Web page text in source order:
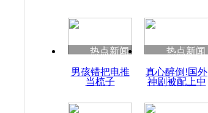
因
度苗族花山节
热点新闻
男孩错把电推
当梳子
热点新闻
真心醉倒!国外
神剧被配上中